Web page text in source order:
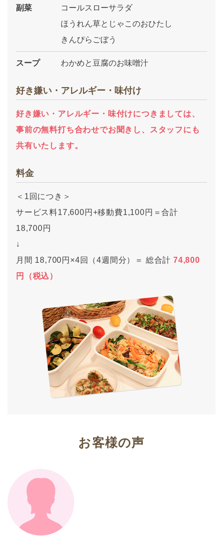
副菜
コールスローサラダ
ほうれん草とじゃこのおひたし
きんぴらごぼう
スープ わかめと豆腐のお味噌汁
好き嫌い・アレルギー・味付け
好き嫌い・アレルギー・味付けにつきましては、
事前の無料打ち合わせでお聞きし、スタッフにも
共有いたします。
料金
＜1回につき＞
サービス料17,600円+移動費1,100円＝合計
18,700円
↓
月間 18,700円×4回（4週間分）＝ 総合計 74,800
円（税込）
お客様の声